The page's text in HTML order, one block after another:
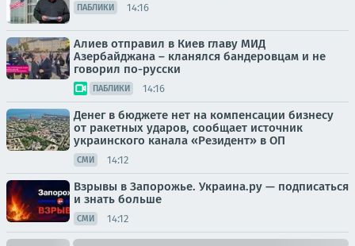
ПАБЛИКИ 14:16
Алиев отправил в Киев главу МИД
Азербайджана – кланялся бандеровцам и не
говорил по-русски
ПАБЛИКИ 14:16
Денег в бюджете нет на компенсации бизнесу
от ракетных ударов, сообщает источник
украинского канала «Резидент» в ОП
СМИ 14:12
Взрывы в Запорожье. Украина.ру — подписаться
и знать больше
СМИ 14:12